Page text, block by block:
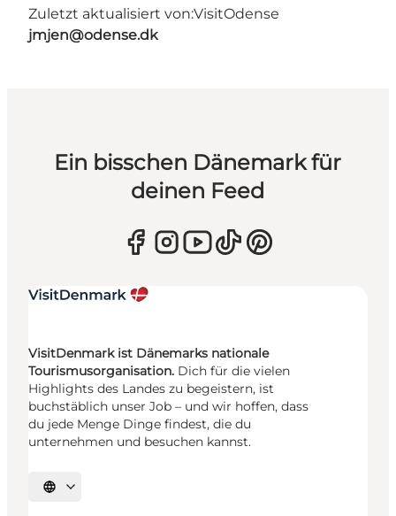
Zuletzt aktualisiert von:VisitOdense
jmjen@odense.dk
Ein bisschen Dänemark für
deinen Feed
VisitDenmark ist Dänemarks nationale
Tourismusorganisation. Dich für die vielen
Highlights des Landes zu begeistern, ist
buchstäblich unser Job – und wir hoffen, dass
du jede Menge Dinge findest, die du
unternehmen und besuchen kannst.
Sprache auswählen